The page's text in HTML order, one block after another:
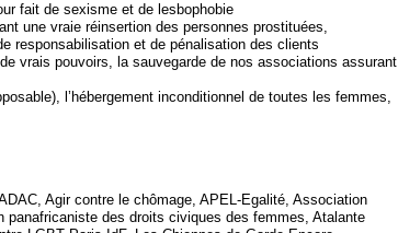
fait de sexisme et de lesbophobie
une vraie réinsertion des personnes prostituées,
responsabilisation et de pénalisation des clients
vrais pouvoirs, la sauvegarde de nos associations assurant
l’hébergement inconditionnel de toutes les femmes,
Agir contre le chômage, APEL-Egalité, Association
panafricaniste des droits civiques des femmes, Atalante